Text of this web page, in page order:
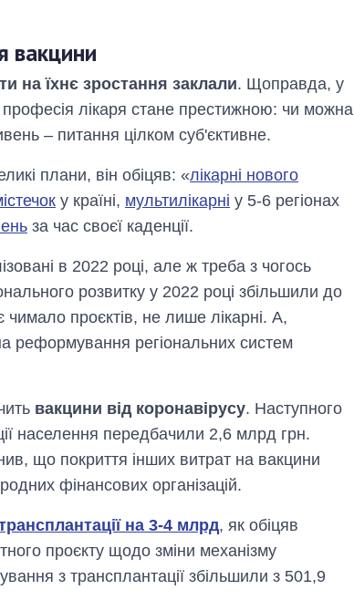
вакцини
на їхнє зростання заклали. Щоправда, у
лікаря стане престижною: чи можна
– питання цілком суб'єктивне.
плани, він обіцяв: «лікарні нового
у країні, мультилікарні у 5-6 регіонах
за час своєї каденції.
в 2022 році, але ж треба з чогось
розвитку у 2022 році збільшили до
проєктів, не лише лікарні. А,
реформування регіональних систем
вакцини від коронавірусу. Наступного
населення передбачили 2,6 млрд грн.
що покриття інших витрат на вакцини
фінансових організацій.
на 3-4 млрд, як обіцяв
проєкту щодо зміни механізму
з трансплантації збільшили з 501,9